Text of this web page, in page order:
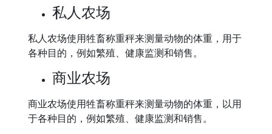
私人农场
私人农场使用牲畜称重秤来测量动物的体重，用于
各种目的，例如繁殖、健康监测和销售。
商业农场
商业农场使用牲畜称重秤来测量动物的体重，以用
于各种目的，例如繁殖、健康监测和销售。